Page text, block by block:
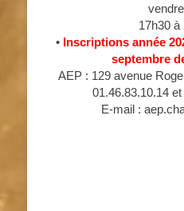
17h30 à
• Inscriptions année
septembre
AEP : 129 avenue
01.46.83.10.14
E-mail :